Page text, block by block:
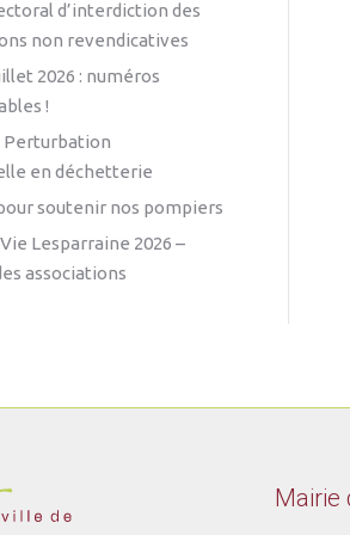
d’interdiction des
non revendicatives
2026 : numéros
!
Perturbation
en déchetterie
soutenir nos pompiers
Lesparraine 2026 –
associations
Mairie